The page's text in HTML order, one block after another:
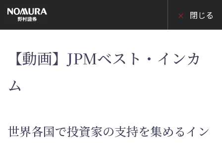
の
ー
閉じる
【動画】JPMベスト・インカ
ム
世界各国で投資家の支持を集めるイン